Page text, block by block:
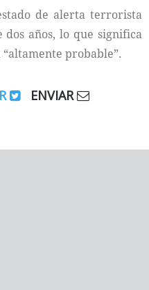
de alerta terrorista
dos años, lo que significa
probable”.
ENVIAR